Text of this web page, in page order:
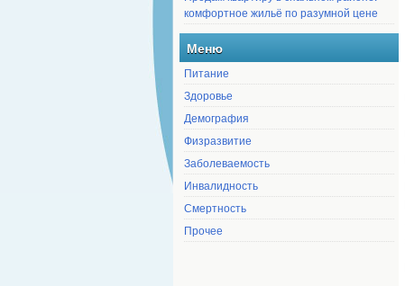
комфортное жильё по разумной цене
Меню
Питание
Здоровье
Демография
Физразвитие
Заболеваемость
Инвалидность
Смертность
Прочее